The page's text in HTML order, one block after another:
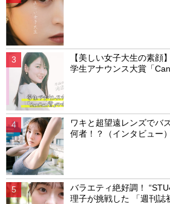
【美しい女子大生の素顔
学生アナウンス大賞「
ワキと超望遠レンズでバ
何者！？（インタビュー）
バラエティ絶好調！
理子が挑戦した 「週刊誌